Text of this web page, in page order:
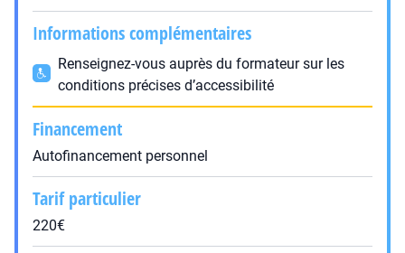
Informations complémentaires
Renseignez-vous auprès du formateur sur les
conditions précises d’accessibilité
Financement
Autofinancement personnel
Tarif particulier
220€